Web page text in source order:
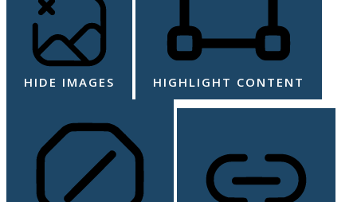
HIDE IMAGES HIGHLIGHT CONTENT